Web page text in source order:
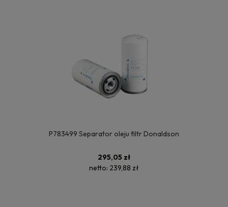
P783499 Separator oleju filtr Donaldson
295,05 zł
netto: 239,88 zł